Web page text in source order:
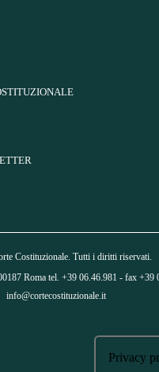
Costituzionale. Tutti i diritti riservati.
Roma tel. +39 06.46.981 - fax +39
info@cortecostituzionale.it